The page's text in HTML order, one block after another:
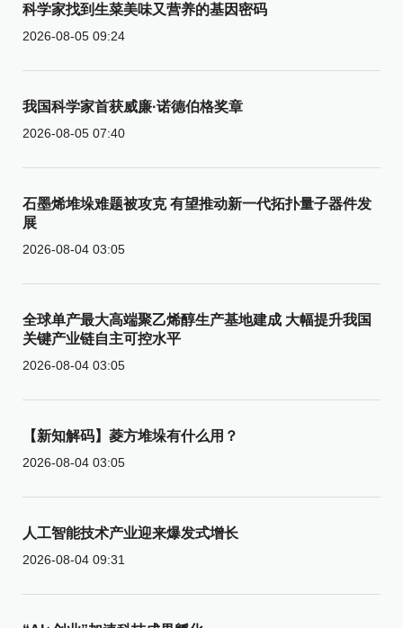
科学家找到生菜美味又营养的基因密码
2026-08-05 09:24
我国科学家首获威廉·诺德伯格奖章
2026-08-05 07:40
石墨烯堆垛难题被攻克 有望推动新一代拓扑量子器件发
展
2026-08-04 03:05
全球单产最大高端聚乙烯醇生产基地建成 大幅提升我国
关键产业链自主可控水平
2026-08-04 03:05
【新知解码】菱方堆垛有什么用？
2026-08-04 03:05
人工智能技术产业迎来爆发式增长
2026-08-04 09:31